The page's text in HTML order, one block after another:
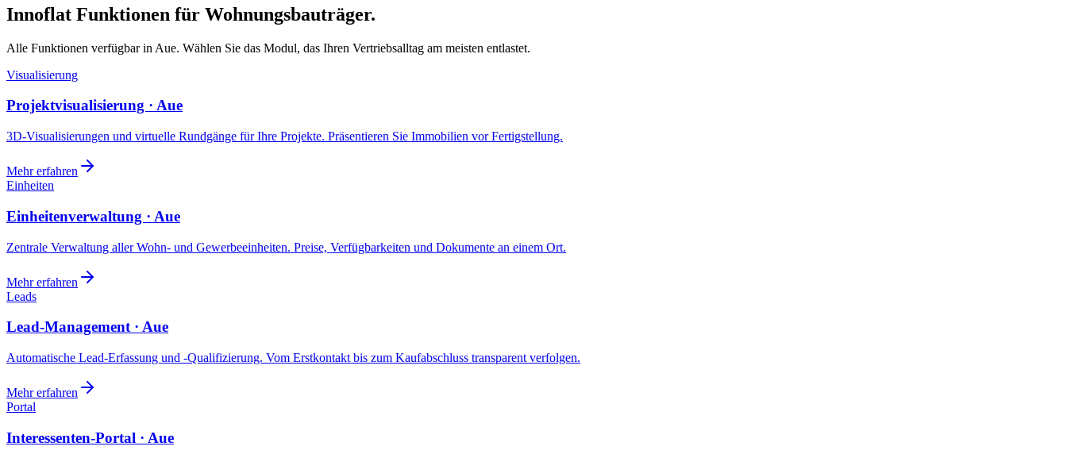
Innoflat Funktionen für Wohnungsbauträger.
Alle Funktionen verfügbar in Aue. Wählen Sie das Modul, das Ihren Vertriebsalltag am meisten entlastet.
Visualisierung
Projektvisualisierung · Aue
3D-Visualisierungen und virtuelle Rundgänge für Ihre Projekte. Präsentieren Sie Immobilien vor Fertigstellung.
Mehr erfahren
Einheiten
Einheitenverwaltung · Aue
Zentrale Verwaltung aller Wohn- und Gewerbeeinheiten. Preise, Verfügbarkeiten und Dokumente an einem Ort.
Mehr erfahren
Leads
Lead-Management · Aue
Automatische Lead-Erfassung und -Qualifizierung. Vom Erstkontakt bis zum Kaufabschluss transparent verfolgen.
Mehr erfahren
Portal
Interessenten-Portal · Aue